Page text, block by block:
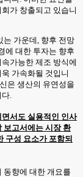
가 창출되고 있습니
는 가운데, 향후 전망
에 대한 투자는 향후
가능한 제조 방식에
가속화될 것입니
은 생산의 유연성을
다.
서도 실용적인 인사
보고서에는 시장 환
구성 요소가 포함되
동향에 대한 개요를